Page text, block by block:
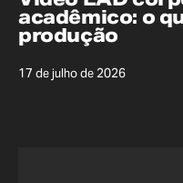
acadêmico: o
produção
17 de julho de 2026